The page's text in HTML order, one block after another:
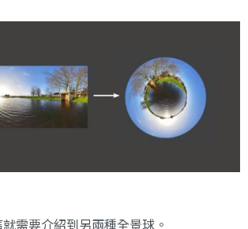
需要介紹到另兩種全景球。